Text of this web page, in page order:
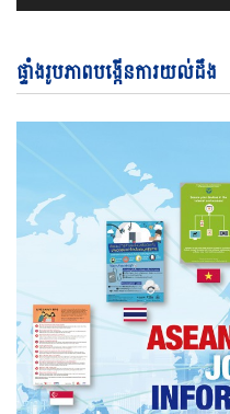
ផ្ទាំងរូបភាពបង្កើនការយល់ដឹង